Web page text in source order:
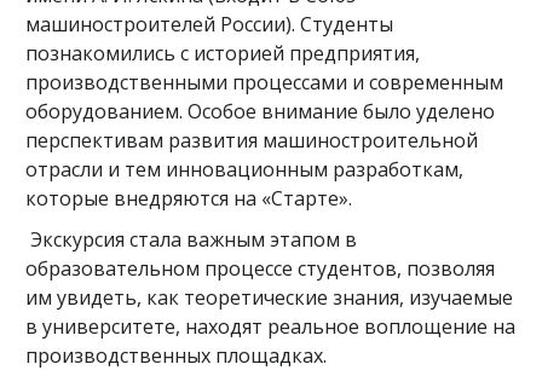
машиностроителей России). Студенты
познакомились с историей предприятия,
производственными процессами и современным
оборудованием. Особое внимание было уделено
перспективам развития машиностроительной
отрасли и тем инновационным разработкам,
которые внедряются на «Старте».
Экскурсия стала важным этапом в
образовательном процессе студентов, позволяя
им увидеть, как теоретические знания, изучаемые
в университете, находят реальное воплощение на
производственных площадках.